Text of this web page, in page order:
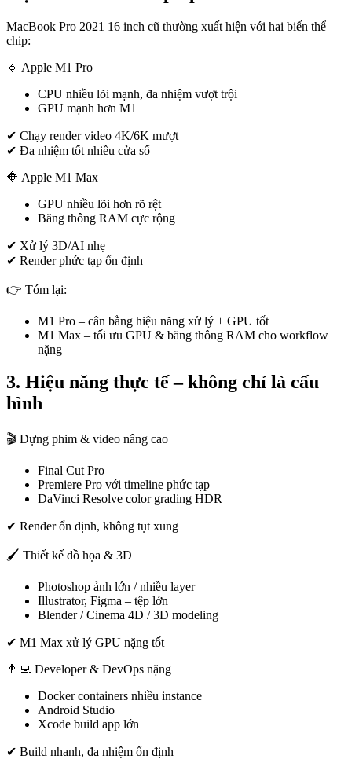
MacBook Pro 2021 16 inch cũ thường xuất hiện với hai biến thể
chip:
🔹 Apple M1 Pro
CPU nhiều lõi mạnh, đa nhiệm vượt trội
GPU mạnh hơn M1
✔ Chạy render video 4K/6K mượt
✔ Đa nhiệm tốt nhiều cửa sổ
🔶 Apple M1 Max
GPU nhiều lõi hơn rõ rệt
Băng thông RAM cực rộng
✔ Xử lý 3D/AI nhẹ
✔ Render phức tạp ổn định
👉 Tóm lại:
M1 Pro – cân bằng hiệu năng xử lý + GPU tốt
M1 Max – tối ưu GPU & băng thông RAM cho workflow
nặng
3. Hiệu năng thực tế – không chỉ là cấu
hình
🎬 Dựng phim & video nâng cao
Final Cut Pro
Premiere Pro với timeline phức tạp
DaVinci Resolve color grading HDR
✔ Render ổn định, không tụt xung
🖌 Thiết kế đồ họa & 3D
Photoshop ảnh lớn / nhiều layer
Illustrator, Figma – tệp lớn
Blender / Cinema 4D / 3D modeling
✔ M1 Max xử lý GPU nặng tốt
👨‍💻 Developer & DevOps nặng
Docker containers nhiều instance
Android Studio
Xcode build app lớn
✔ Build nhanh, đa nhiệm ổn định